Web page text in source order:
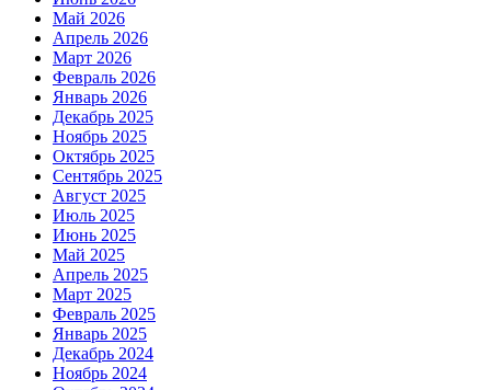
Май 2026
Апрель 2026
Март 2026
Февраль 2026
Январь 2026
Декабрь 2025
Ноябрь 2025
Октябрь 2025
Сентябрь 2025
Август 2025
Июль 2025
Июнь 2025
Май 2025
Апрель 2025
Март 2025
Февраль 2025
Январь 2025
Декабрь 2024
Ноябрь 2024